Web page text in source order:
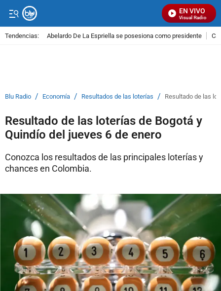
EN VIVO
Señal Visual Radio
Tendencias: Abelardo De La Espriella se posesiona como presidente
Blu Radio / Economía / Resultados de las loterías / Resultado de las
Resultado de las loterías de Bogotá y
Quindío del jueves 6 de enero
Conozca los resultados de las principales loterías y
chances en Colombia.